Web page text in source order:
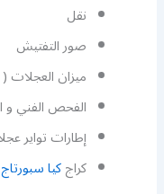
نقل
صور التفتيش
ميزان العجلات (
الفحص الفني و
إطارات تواير
كراجكيا سبورتاج